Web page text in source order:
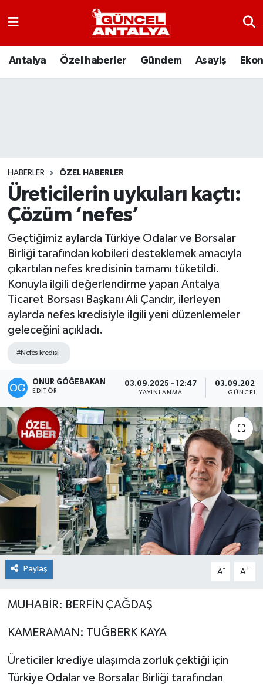
Antalya Özel haberler Gündem Asayiş
HABERLER ÖZEL HABERLER
Üreticilerin uykuları kaçtı:
Çözüm ‘nefes’
Geçtiğimiz aylarda Türkiye Odalar ve Borsalar
Birliği tarafından kobileri desteklemek amacıyla
çıkartılan nefes kredisinin tamamı tüketildi.
Konuyla ilgili değerlendirme yapan Antalya
Ticaret Borsası Başkanı Ali Çandır, ilerleyen
aylarda nefes kredisiyle ilgili yeni düzenlemeler
geleceğini açıkladı.
#Nefes kredisi
ONUR GÖĞEBAKAN
EDITÖR
03.09.2025 - 12:47
YAYINLANMA
03.09.2025
Paylaş A- A+
MUHABİR: BERFİN ÇAĞDAŞ
KAMERAMAN: TUĞBERK KAYA
Üreticiler krediye ulaşımda zorluk çektiği için
Türkiye Odalar ve Borsalar Birliği tarafından
Antalya
Eğitim
Ekonomi
Gündem
Kültür-Sanat
Magazin
Siyaset
Spor
Nöbetçi Eczaneler
Tüm Manşetler
Son Dakika Haberleri
Haber Arşivi